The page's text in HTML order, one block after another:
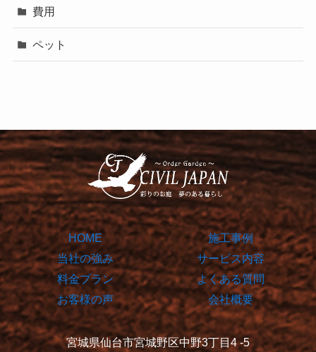
費用
ペット
HOME
施工事例
当社の強み
サービス内容
料金プラン
よくある質問
お客様の声
会社概要
宮城県仙台市宮城野区中野3丁目4 -5